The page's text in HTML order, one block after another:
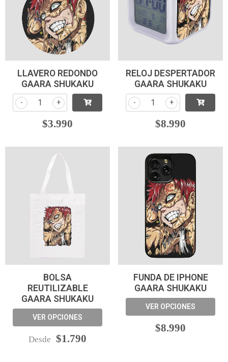
LLAVERO REDONDO
GAARA SHUKAKU
+
-
$3.990
RELOJ DESPERTADOR
GAARA SHUKAKU
+
-
$8.990
BOLSA
REUTILIZABLE
GAARA SHUKAKU
VER OPCIONES
Desde $1.790
FUNDA DE IPHONE
GAARA SHUKAKU
VER OPCIONES
$8.990